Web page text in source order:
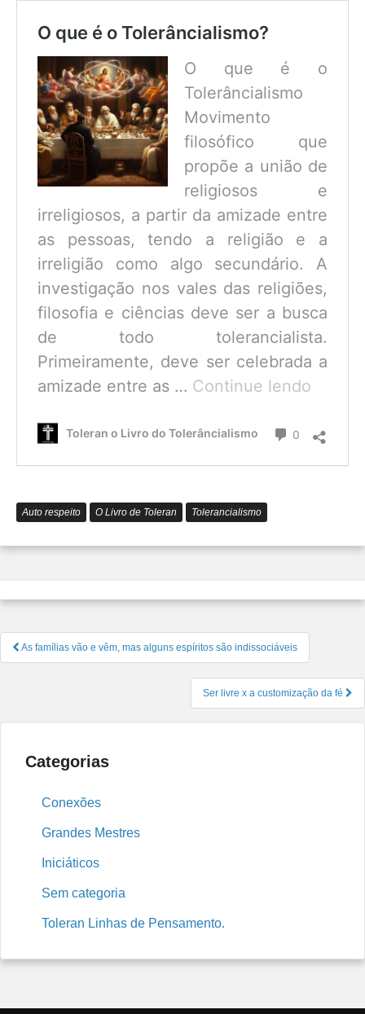
O que é o Tolerâncialismo?
O que é o
Tolerâncialismo
Movimento
filosófico que
propõe a união de
religiosos e
irreligiosos, a partir da amizade entre
as pessoas, tendo a religião e a
irreligião como algo secundário. A
investigação nos vales das religiões,
filosofia e ciências deve ser a busca
de todo tolerancialista.
Primeiramente, deve ser celebrada a
amizade entre as … Continue lendo
é
Toleran o Livro do Tolerâncialismo 0 Comentário
Auto respeito O Livro de Toleran Tolerancialismo
Navegação
de
As famílias vão e vêm, mas alguns espíritos são indissociáveis
Ser livre x a customização da fé
Categorias
Conexões
Grandes Mestres
Iniciáticos
Sem categoria
Toleran Linhas de Pensamento.